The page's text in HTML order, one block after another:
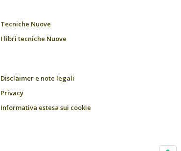
Tecniche Nuove
I libri tecniche Nuove
Disclaimer e note legali
Privacy
Informativa estesa sui cookie